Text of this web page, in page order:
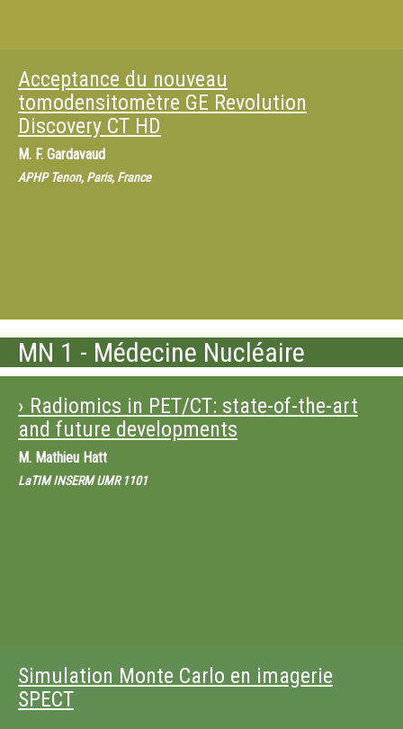
Acceptance du nouveau
tomodensitomètre GE Revolution
Discovery CT HD
M. F. Gardavaud
APHP Tenon, Paris, France
MN 1 - Médecine Nucléaire
› Radiomics in PET/CT: state-of-the-art
and future developments
M. Mathieu Hatt
LaTIM INSERM UMR 1101
Simulation Monte Carlo en imagerie
SPECT